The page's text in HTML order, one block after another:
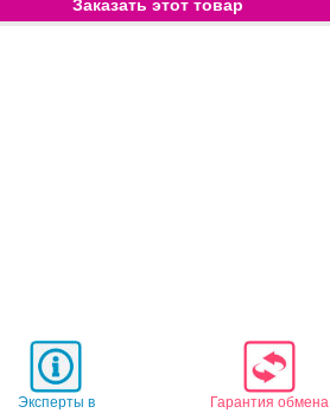
Заказать этот товар
Эксперты в
Гарантия обмена